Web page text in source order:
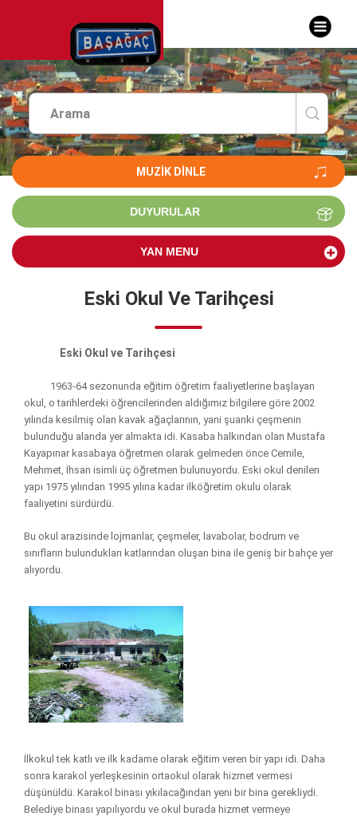
MUZIK DINLE
DUYURULAR
YAN MENU
Eski Okul Ve Tarihçesi
Eski Okul ve Tarihçesi
1963-64 sezonunda eğitim öğretim faaliyetlerine başlayan
okul, o tarihlerdeki öğrencilerinden aldığımız bilgilere göre 2002
yılında kesilmiş olan kavak ağaçlarının, yani şuanki çeşmenin
bulunduğu alanda yer almakta idi. Kasaba halkından olan Mustafa
Kayapınar kasabaya öğretmen olarak gelmeden önce Cemile,
Mehmet, İhsan isimli üç öğretmen bulunuyordu. Eski okul denilen
yapı 1975 yılından 1995 yılına kadar ilköğretim okulu olarak
faaliyetini sürdürdü.
Bu okul arazisinde lojmanlar, çeşmeler, lavabolar, bodrum ve
sınıfların bulundukları katlarından oluşan bina ile geniş bir bahçe yer
alıyordu.
İlkokul tek katlı ve ilk kadame olarak eğitim veren bir yapı idi. Daha
sonra karakol yerleşkesinin ortaokul olarak hizmet vermesi
düşünüldü. Karakol binası yıkılacağından yeni bir bina gerekliydi.
Belediye binası yapılıyordu ve okul burada hizmet vermeye